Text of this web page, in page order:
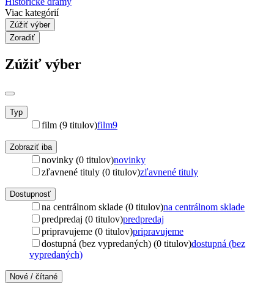
Viac kategórií
Zúžiť výber
Zoradiť
Zúžiť výber
Typ
film (9 titulov)film9
Zobraziť iba
novinky (0 titulov)novinky
zľavnené tituly (0 titulov)zľavnené tituly
Dostupnosť
na centrálnom sklade (0 titulov)na centrálnom sklade
predpredaj (0 titulov)predpredaj
pripravujeme (0 titulov)pripravujeme
dostupná (bez vypredaných) (0 titulov)dostupná (bez
vypredaných)
Nové / čítané